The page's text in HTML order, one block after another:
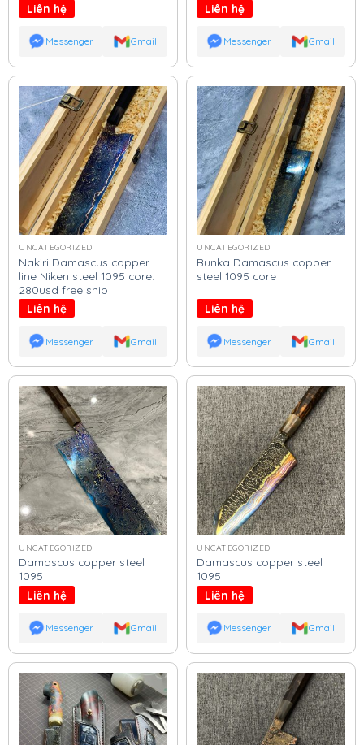
Liên hệ
Messenger Gmail
Liên hệ
Messenger Gmail
UNCATEGORIZED
Nakiri Damascus copper
line Niken steel 1095 core.
280usd free ship
Liên hệ
Messenger Gmail
UNCATEGORIZED
Bunka Damascus copper
steel 1095 core
Liên hệ
Messenger Gmail
UNCATEGORIZED
Damascus copper steel
1095
Liên hệ
Messenger Gmail
UNCATEGORIZED
Damascus copper steel
1095
Liên hệ
Messenger Gmail